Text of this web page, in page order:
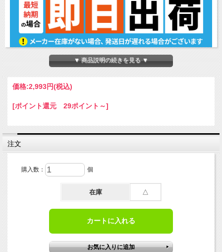
※ 本商品は「1本単位」での販売となります。
「T.K.マークペン（マーキングペン） 細字S / 10本入」はこ
※カラーマーケットでは、信頼できるルートで仕入れた正規
品のみを扱っております。
こちらの商品は、地元の染色企業様でも長年ご使用いただい
▼ 商品説明の続きを見る ▼
価格:2,993円(税込)
[ポイント還元 29ポイント～]
注文
購入数： 個
在庫 △